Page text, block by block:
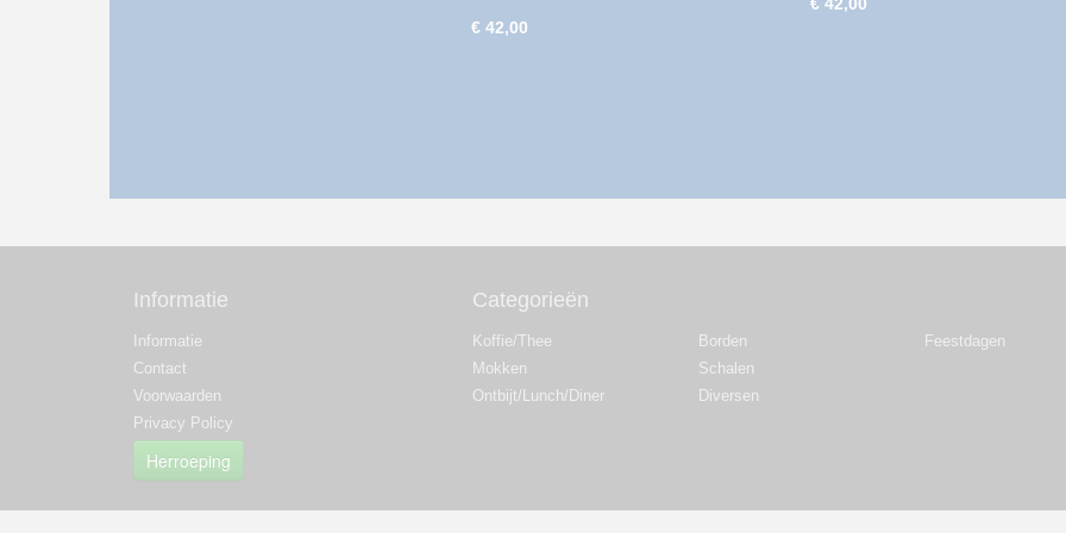
€ 42,00
Informatie
Informatie
Contact
Voorwaarden
Privacy Policy
Herroeping
Categorieën
Koffie/Thee
Mokken
Ontbijt/Lunch/Diner
Borden
Schalen
Diversen
Feestdagen